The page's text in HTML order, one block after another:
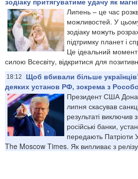
Липень – це час
можливостей. У цьому
зодіаку можуть
підтримку планет і
Це ідеальний
силою Всесвіту, відкритися для
18:12
Щоб вбивали більше
деяких установ РФ, зокрема з
Президент США
липня скасував
результаті виключив
російські банки,
передають Патріоти
The Moscow Times. Як випливає з